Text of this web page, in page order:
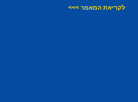
לקריאת המאמר >>>